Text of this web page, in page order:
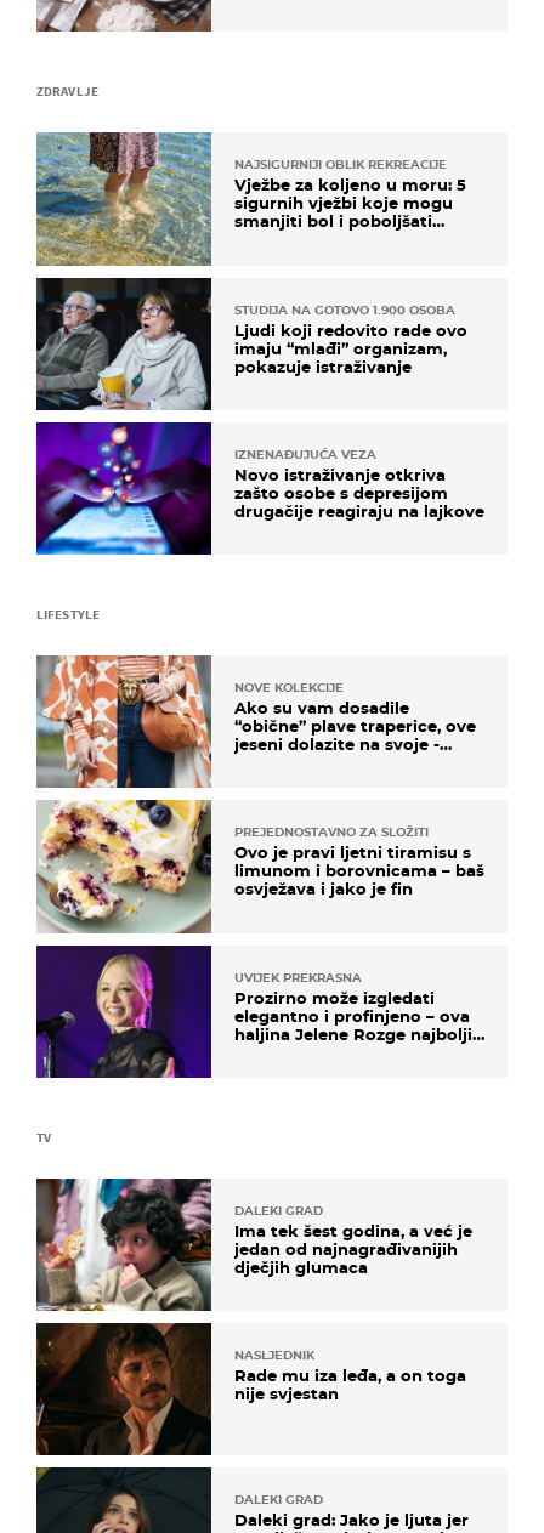
ZDRAVLJE
NAJSIGURNIJI OBLIK REKREACIJE
Vježbe za koljeno u moru: 5
sigurnih vježbi koje mogu
smanjiti bol i poboljšati
STUDIJA NA GOTOVO 1.900 OSOBA
Ljudi koji redovito rade ovo
imaju “mlađi” organizam,
pokazuje istraživanje
IZNENAĐUJUĆA VEZA
Novo istraživanje otkriva
zašto osobe s depresijom
drugačije reagiraju na lajkove
TV
DALEKI GRAD
Ima tek šest godina, a već je
jedan od najnagrađivanijih
dječjih glumaca
NASLJEDNIK
Rade mu iza leđa, a on toga
nije svjestan
DALEKI GRAD
Daleki grad: Jako je ljuta jer
LIFESTYLE
NOVE KOLEKCIJE
Ako su vam dosadile
“obične” plave traperice, ove
jeseni dolazite na svoje -
PREJEDNOSTAVNO ZA SLOŽITI
Ovo je pravi ljetni tiramisu s
limunom i borovnicama – baš
osvježava i jako je fin
UVIJEK PREKRASNA
Prozirno može izgledati
elegantno i profinjeno – ova
haljina Jelene Rozge najbolji